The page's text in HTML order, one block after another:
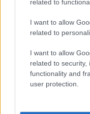
related to
I want to allow
related to
I want to allow
related to security,
functionality and
user protection.
κερδοσκοπούν
κοινού στα
κοινής ωφέλειας,
Συνεχίζουμε!
Τα μέλη του ΔΣ